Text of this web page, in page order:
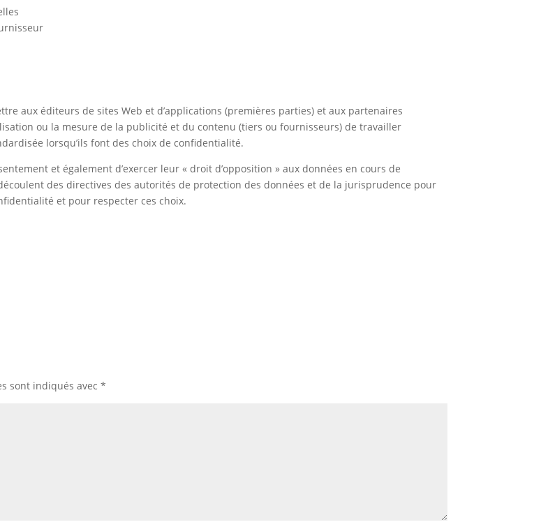
aux éditeurs de sites Web et d’applications (premières parties) et aux partenaires
ou la mesure de la publicité et du contenu (tiers ou fournisseurs) de travailler
lorsqu’ils font des choix de confidentialité.
et également d’exercer leur « droit d’opposition » aux données en cours de
des directives des autorités de protection des données et de la jurisprudence pour
et pour respecter ces choix.
sont indiqués avec*